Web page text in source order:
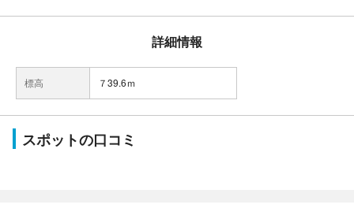
詳細情報
標高 ７39.6ｍ
スポットの口コミ